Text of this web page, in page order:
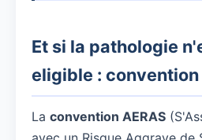
Et si la pathologie
eligible : convention
La convention AERAS